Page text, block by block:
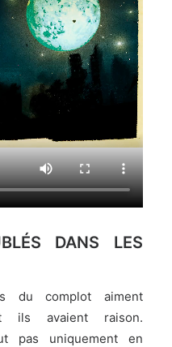
DANS LES
du complot aiment
ils avaient raison.
pas uniquement en